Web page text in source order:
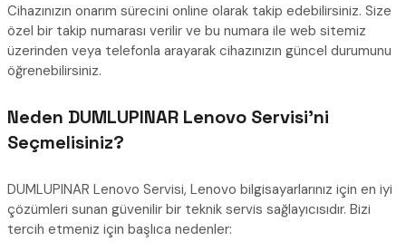
Cihazınızın onarım sürecini online olarak takip edebilirsiniz. Size
özel bir takip numarası verilir ve bu numara ile web sitemiz
üzerinden veya telefonla arayarak cihazınızın güncel durumunu
öğrenebilirsiniz.
Neden DUMLUPINAR Lenovo Servisi’ni
Seçmelisiniz?
DUMLUPINAR Lenovo Servisi, Lenovo bilgisayarlarınız için en iyi
çözümleri sunan güvenilir bir teknik servis sağlayıcısıdır. Bizi
tercih etmeniz için başlıca nedenler: